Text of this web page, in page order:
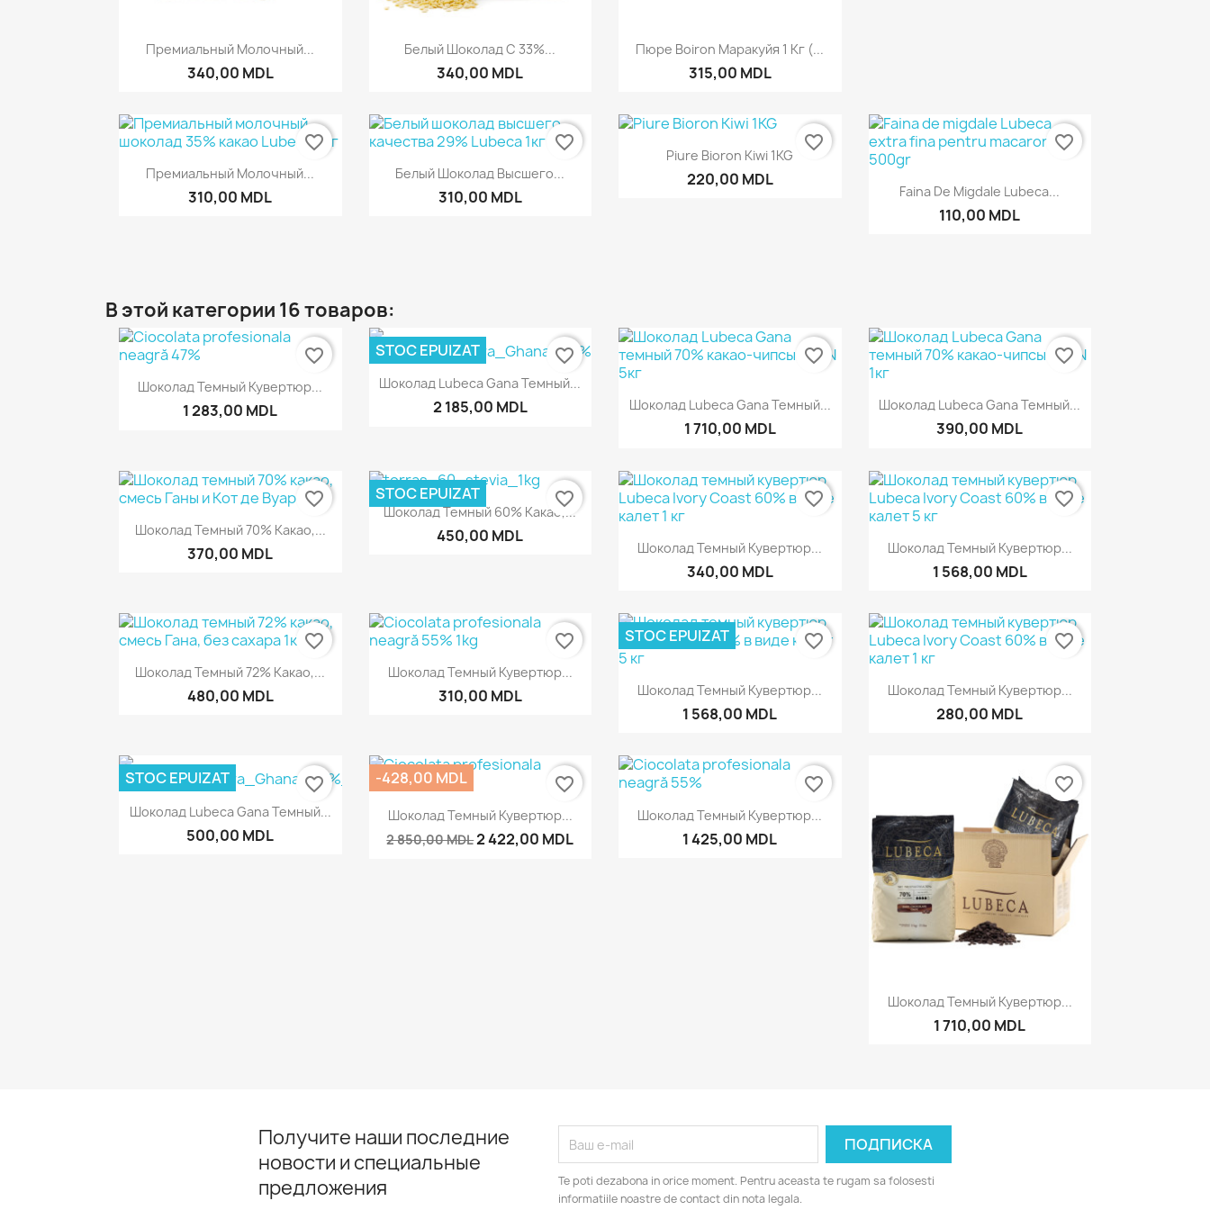
Быстрый просмотр
Премиальный Молочный...
340,00 MDL
Быстрый просмотр
Белый Шоколад С 33%...
340,00 MDL
 Быстрый просмотр
Пюре Boiron Маракуйя 1 Кг (...
315,00 MDL
Быстрый просмотр
Премиальный Молочный...
310,00 MDL
favorite_border
Быстрый просмотр
Белый Шоколад Высшего...
310,00 MDL
favorite_border Быстрый просмотр
Piure Bioron Kiwi 1KG
220,00 MDL
favorite_border
Быстрый просмотр
Faina De Migdale Lubeca...
110,00 MDL
favorite_border
В этой категории 16 товаров:
Быстрый просмотр
Шоколад Темный Кувертюр...
1 283,00 MDL
favorite_border
Быстрый просмотр
Шоколад Lubeca Gana Темный...
2 185,00 MDL
STOC EPUIZAT favorite_border
Быстрый просмотр
Шоколад Lubeca Gana Темный...
1 710,00 MDL
favorite_border
Быстрый просмотр
Шоколад Lubeca Gana Темный...
390,00 MDL
favorite_border
Быстрый просмотр
Шоколад Темный 70% Какао,...
370,00 MDL
favorite_border Быстрый просмотр
Шоколад Темный 60% Какао,...
450,00 MDL
STOC EPUIZAT favorite_border
Быстрый просмотр
Шоколад Темный Кувертюр...
340,00 MDL
favorite_border
Быстрый просмотр
Шоколад Темный Кувертюр...
1 568,00 MDL
favorite_border
Быстрый просмотр
Шоколад Темный 72% Какао,...
480,00 MDL
favorite_border
Быстрый просмотр
Шоколад Темный Кувертюр...
310,00 MDL
favorite_border
Быстрый просмотр
Шоколад Темный Кувертюр...
1 568,00 MDL
STOC EPUIZAT favorite_border
Быстрый просмотр
Шоколад Темный Кувертюр...
280,00 MDL
favorite_border
Быстрый просмотр
Шоколад Lubeca Gana Темный...
500,00 MDL
STOC EPUIZAT
favorite_border
Быстрый просмотр
Шоколад Темный Кувертюр...
2 850,00 MDL2 422,00 MDL
-428,00 MDL
favorite_border
Быстрый просмотр
Шоколад Темный Кувертюр...
1 425,00 MDL
favorite_border
Быстрый просмотр
Шоколад Темный Кувертюр...
1 710,00 MDL
favorite_border
Получите наши последние
новости и специальные
предложения
Te poti dezabona in orice moment. Pentru aceasta te rugam sa folosesti
informatiile noastre de contact din nota legala.